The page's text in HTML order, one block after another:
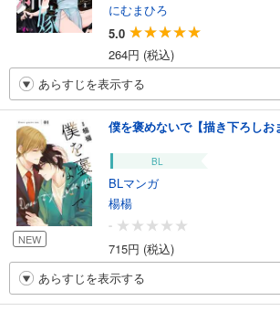
にむまひろ
5.0
264円 (税込)
あらすじを表示する
NEW
僕を褒めないで【描き下ろしお
BL
BLマンガ
楊楊
-
715円 (税込)
あらすじを表示する